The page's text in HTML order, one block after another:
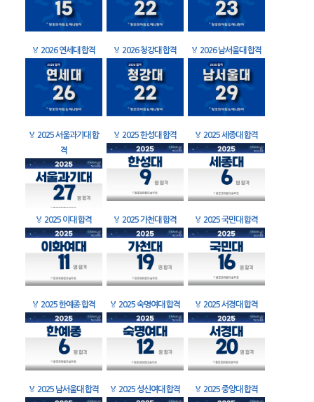
🏅 2026 연세대 합격 🏅 2026 청강대 합격 🏅 2026 남서울대 합격
🏅 2025 서울과기대 합
격
🏅 2025 한성대 합격 🏅 2025 세종대 합격
🏅 2025 이대 합격 🏅 2025 가천대 합격 🏅 2025 국민대 합격
🏅 2025 한예종 합격 🏅 2025 숙명여대 합격 🏅 2025 서경대 합격
🏅 2025 남서울대 합격 🏅 2025 성신여대 합격 🏅 2025 중앙대 합격